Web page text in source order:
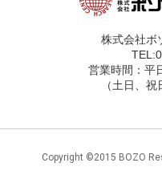
株式会社ボ
営業時間：平
（土日、
Copyright ©2015 BOZO